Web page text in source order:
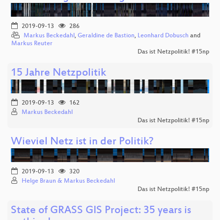
2019-09-13
286
Markus Beckedahl, Geraldine de Bastion, Leonhard Dobusch and
Markus Reuter
Das ist Netzpolitik! #15np
15 Jahre Netzpolitik
2019-09-13
162
Markus Beckedahl
Das ist Netzpolitik! #15np
Wieviel Netz ist in der Politik?
2019-09-13
320
Helge Braun & Markus Beckedahl
Das ist Netzpolitik! #15np
State of GRASS GIS Project: 35 years is